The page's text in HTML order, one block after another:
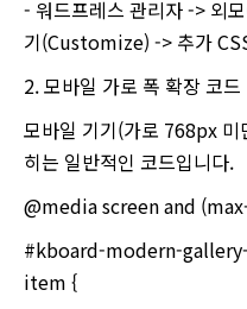
- 워드프레스 관리자 -> 외
기(Customize) -> 추가
2. 모바일 가로 폭 확장 코드
모바일 기기(가로 768px 미
히는 일반적인 코드입니다.
@media screen and
#kboard-modern-
item {